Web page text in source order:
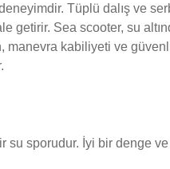
Tüplü dalış ve
getirir. Sea scooter, su
manevra kabiliyeti ve
sporudur. İyi bir denge